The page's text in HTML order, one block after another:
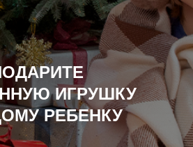
ИГРУШКУ
РЕБЕНКУ